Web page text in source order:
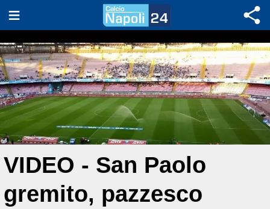
VIDEO - San Paolo
gremito, pazzesco